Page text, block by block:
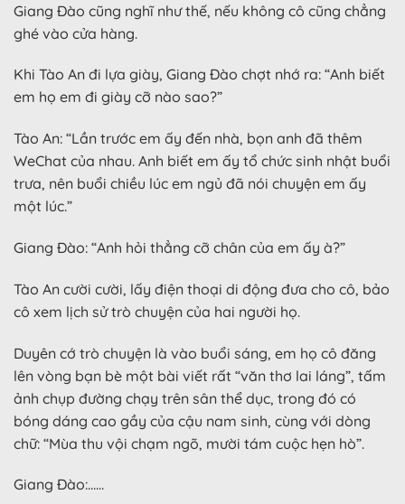
Giang Đào cũng nghĩ như thế, nếu không cô cũng chẳng
ghé vào cửa hàng.
Khi Tào An đi lựa giày, Giang Đào chợt nhớ ra: “Anh biết
em họ em đi giày cỡ nào sao?”
Tào An: “Lần trước em ấy đến nhà, bọn anh đã thêm
WeChat của nhau. Anh biết em ấy tổ chức sinh nhật buổi
trưa, nên buổi chiều lúc em ngủ đã nói chuyện em ấy
một lúc.”
Giang Đào: “Anh hỏi thẳng cỡ chân của em ấy à?”
Tào An cười cười, lấy điện thoại di động đưa cho cô, bảo
cô xem lịch sử trò chuyện của hai người họ.
Duyên cớ trò chuyện là vào buổi sáng, em họ cô đăng
lên vòng bạn bè một bài viết rất “văn thơ lai láng”, tấm
ảnh chụp đường chạy trên sân thể dục, trong đó có
bóng dáng cao gầy của cậu nam sinh, cùng với dòng
chữ: “Mùa thu vội chạm ngõ, mười tám cuộc hẹn hò”.
Giang Đào:……